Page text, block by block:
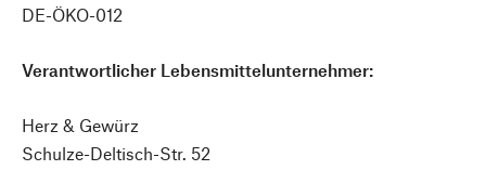
DE-ÖKO-012
Verantwortlicher Lebensmittelunternehmer:
Herz & Gewürz
Schulze-Deltisch-Str. 52